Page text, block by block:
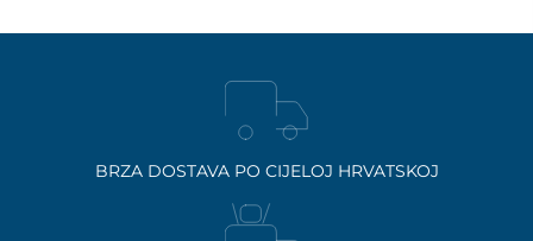
BRZA DOSTAVA PO CIJELOJ HRVATSKOJ